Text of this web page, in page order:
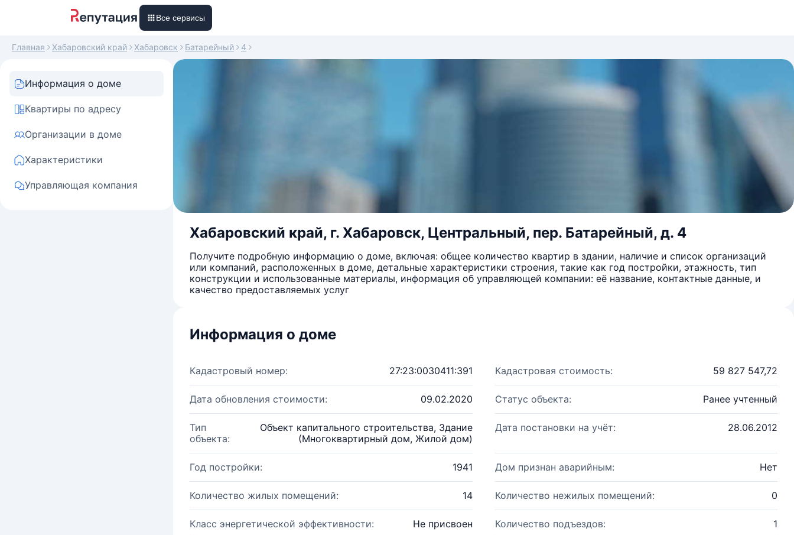
Все сервисы
Главная Хабаровский край Хабаровск Батарейный 4
Информация о доме
Квартиры по адресу
Организации в доме
Характеристики
Управляющая компания
Хабаровский край, г. Хабаровск, Центральный, пер. Батарейный, д. 4
Получите подробную информацию о доме, включая: общее количество квартир в здании, наличие и список организаций
или компаний, расположенных в доме, детальные характеристики строения, такие как год постройки, этажность, тип
конструкции и использованные материалы, информация об управляющей компании: её название, контактные данные, и
качество предоставляемых услуг
Информация о доме
Кадастровый номер: 27:23:0030411:391 Кадастровая стоимость: 59 827 547,72
Дата обновления стоимости: 09.02.2020 Статус объекта: Ранее учтенный
Тип
объекта:
Объект капитального строительства, Здание
(Многоквартирный дом, Жилой дом)
Дата постановки на учёт: 28.06.2012
Год постройки: 1941 Дом признан аварийным: Нет
Количество жилых помещений: 14 Количество нежилых помещений: 0
Класс энергетической эффективности: Не присвоен Количество подъездов: 1